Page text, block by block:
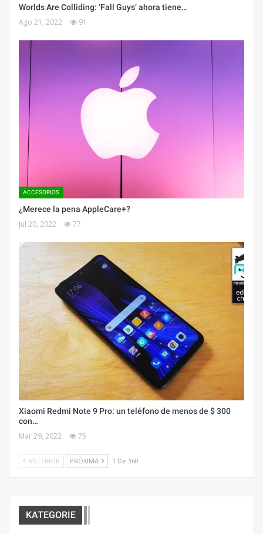
Worlds Are Colliding: ‘Fall Guys’ ahora tiene…
Ago 21, 2022 91
ACCESORIOS
¿Merece la pena AppleCare+?
Jul 20, 2022 77
Xiaomi Redmi Note 9 Pro: un teléfono de menos de $ 300
con…
Mar 29, 2022 75
ANTERIOR PRÓXIMA 1 De 360
KATEGORIE